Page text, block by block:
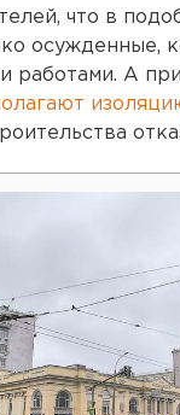
что в
осужденные,
работами. А